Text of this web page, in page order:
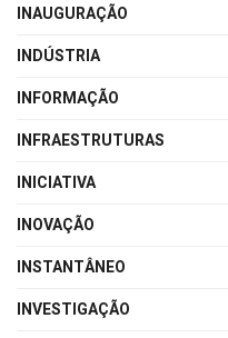
INAUGURAÇÃO
INDÚSTRIA
INFORMAÇÃO
INFRAESTRUTURAS
INICIATIVA
INOVAÇÃO
INSTANTÂNEO
INVESTIGAÇÃO